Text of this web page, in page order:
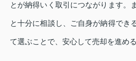
とが納得いく取引につながります。
と十分に相談し、ご自身が納得でき
て選ぶことで、安心して売却を進め